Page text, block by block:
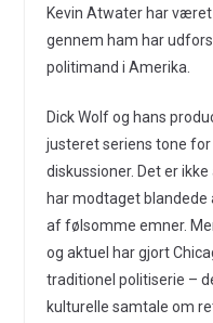
Kevin Atwater har
gennem ham har
politimand i Amerika.
Dick Wolf og hans
justeret seriens tone
diskussioner. Det er
har modtaget
af følsomme emner.
og aktuel har gjort
traditionel politiserie –
kulturelle samtale om